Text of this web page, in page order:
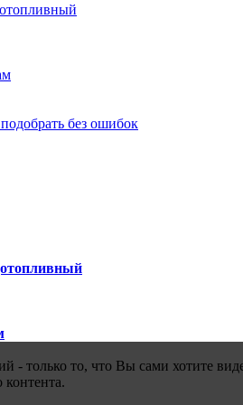
без ошибок
только то, что Вы сами хотите